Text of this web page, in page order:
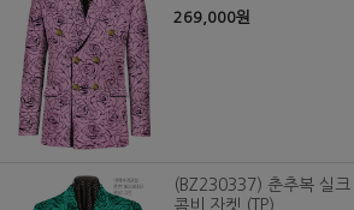
269,000원
(BZ230337) 춘추복 실
콤비 자켓 (TP)